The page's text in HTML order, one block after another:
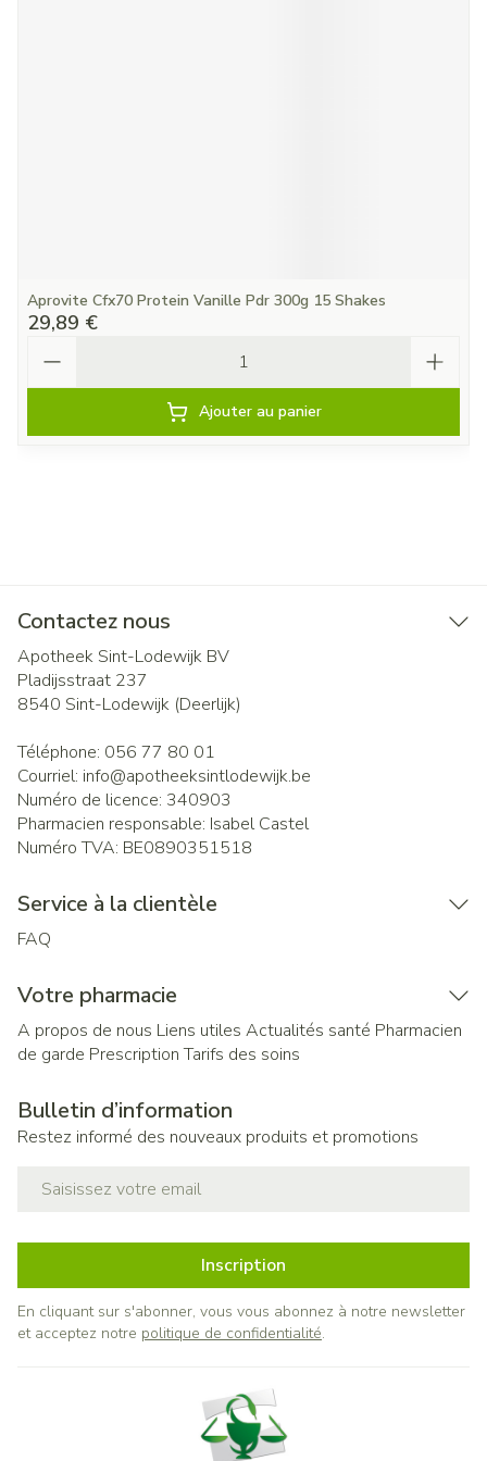
Aprovite Cfx70 Protein Vanille Pdr 300g 15 Shakes
29,89 €
Ajouter au panier
Contactez nous
Apotheek Sint-Lodewijk BV
Pladijsstraat 237
8540 Sint-Lodewijk (Deerlijk)
Téléphone: 056 77 80 01
Courriel: info@apotheeksintlodewijk.be
Numéro de licence: 340903
Pharmacien responsable: Isabel Castel
Numéro TVA: BE0890351518
Service à la clientèle
FAQ
Votre pharmacie
A propos de nous Liens utiles Actualités santé Pharmacien
de garde Prescription Tarifs des soins
Bulletin d’information
Restez informé des nouveaux produits et promotions
Inscription
En cliquant sur s'abonner, vous vous abonnez à notre newsletter
et acceptez notre politique de confidentialité.